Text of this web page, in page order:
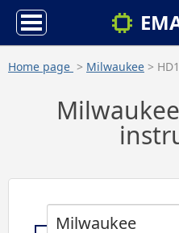
Home page > Milwaukee >
Milwaukee